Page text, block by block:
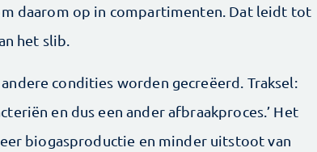
daarom op in compartimenten. Dat leidt tot
het slib.
condities worden gecreëerd. Traksel:
en dus een ander afbraakproces.’ Het
biogasproductie en minder uitstoot van